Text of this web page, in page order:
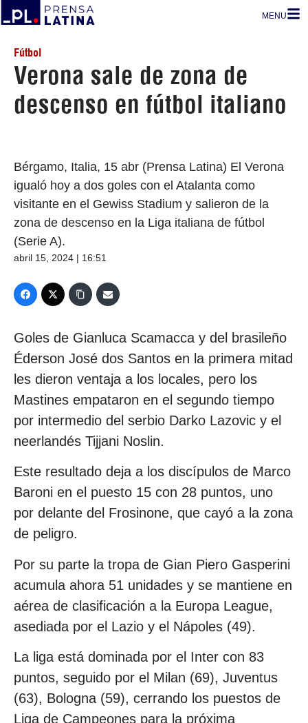
MENU
Fútbol
Verona sale de zona de
descenso en fútbol italiano
Bérgamo, Italia, 15 abr (Prensa Latina) El Verona
igualó hoy a dos goles con el Atalanta como
visitante en el Gewiss Stadium y salieron de la
zona de descenso en la Liga italiana de fútbol
(Serie A).
abril 15, 2024 | 16:51
Goles de Gianluca Scamacca y del brasileño
Éderson José dos Santos en la primera mitad
les dieron ventaja a los locales, pero los
Mastines empataron en el segundo tiempo
por intermedio del serbio Darko Lazovic y el
neerlandés Tijjani Noslin.
Este resultado deja a los discípulos de Marco
Baroni en el puesto 15 con 28 puntos, uno
por delante del Frosinone, que cayó a la zona
de peligro.
Por su parte la tropa de Gian Piero Gasperini
acumula ahora 51 unidades y se mantiene en
aérea de clasificación a la Europa League,
asediada por el Lazio y el Nápoles (49).
La liga está dominada por el Inter con 83
puntos, seguido por el Milan (69), Juventus
(63), Bologna (59), cerrando los puestos de
Liga de Campeones para la próxima